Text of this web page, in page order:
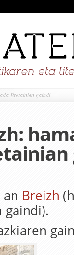
Bretainian gaindi
Breizh
gaindi).